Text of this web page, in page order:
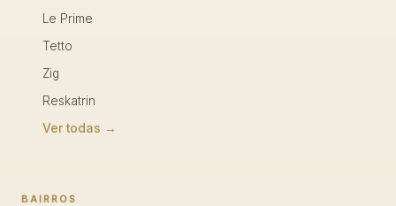
Le Prime
Tetto
Zig
Reskatrin
Ver todas →
BAIRROS